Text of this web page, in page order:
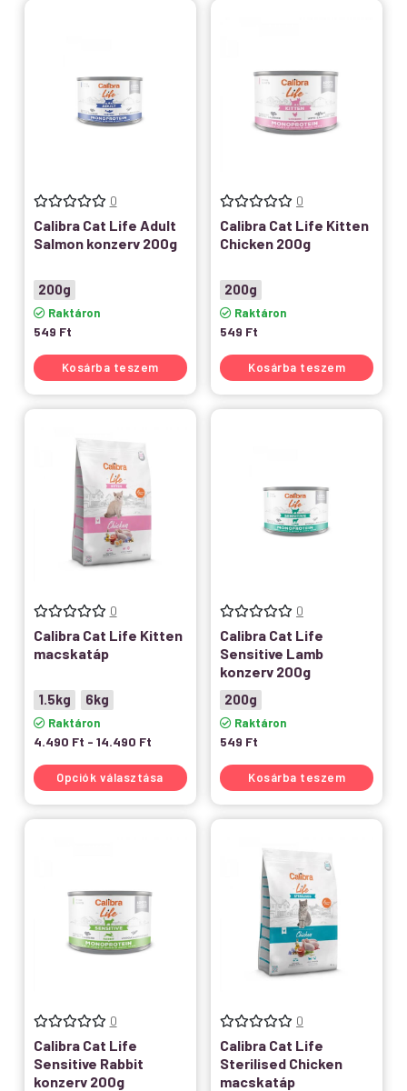
0
Calibra Cat Life Adult
Salmon konzerv 200g
200g
Raktáron
549 Ft
Kosárba teszem
0
Calibra Cat Life Kitten
Chicken 200g
200g
Raktáron
549 Ft
Kosárba teszem
0
Calibra Cat Life Kitten
macskatáp
1.5kg 6kg
Raktáron
4.490 Ft - 14.490 Ft
Opciók választása
0
Calibra Cat Life
Sensitive Lamb
konzerv 200g
200g
Raktáron
549 Ft
Kosárba teszem
0
Calibra Cat Life
Sensitive Rabbit
konzerv 200g
0
Calibra Cat Life
Sterilised Chicken
macskatáp